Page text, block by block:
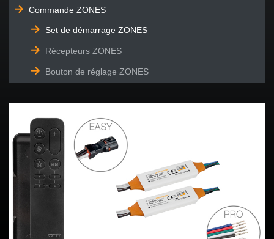
Commande ZONES
Set de démarrage ZONES
Récepteurs ZONES
Bouton de réglage ZONES